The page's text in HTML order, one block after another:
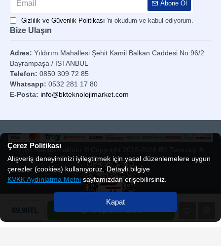
Sepete Ekle
Abone Ol
Gizlilik ve Güvenlik Politikası 'ni okudum ve kabul ediyorum.
Bize Ulaşın
Adres: Yıldırım Mahallesi Şehit Kamil Balkan Caddesi No:96/2
Bayrampaşa / İSTANBUL
Telefon: 0850 309 72 85
Whatsapp: 0532 281 17 80
E-Posta: info@bkteknolojimarket.com
Tüm Hakları Saklıdır © Copyright 2019-2026 BK Teknoloji ®
Kapat
Çerez Politikası
Alışveriş deneyiminizi iyileştirmek için yasal düzenlemelere uygun
çerezler (cookies) kullanıyoruz. Detaylı bilgiye
KVKK Aydınlatma Metni sayfamızdan erişebilirsiniz.